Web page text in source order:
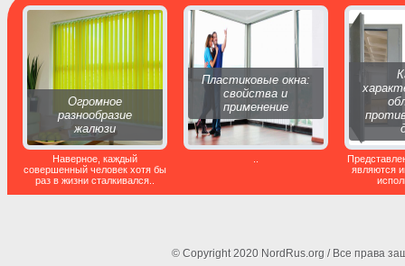
Огромное
разнообразие
жалюзи
Наверное, каждый
совершенный человек хотя бы
раз в жизни сталкивался..
Пластиковые окна:
свойства и
применение
являются
© Copyright 2020 NordRus.org / Все права